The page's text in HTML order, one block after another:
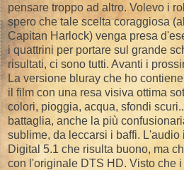
pensare troppo ad altro. Volevo i
spero che tale scelta coraggiosa
Capitan Harlock) venga presa
i quattrini per portare sul grande
risultati, ci sono tutti. Avanti i
La versione bluray che ho
il film con una resa visiva ottima
colori, pioggia, acqua, sfondi
battaglia, anche la più
sublime, da leccarsi i baffi.
Digital 5.1 che risulta buono, ma
con l'originale DTS HD. Visto che